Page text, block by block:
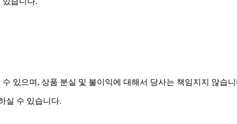
있으며, 상품 분실 및 불이익에 대해서 당사는 책임지지 않습니
실 수 있습니다.